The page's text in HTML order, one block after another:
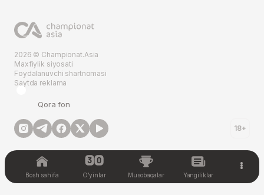
2026 © Championat.Asia
Maxfiylik siyosati
Foydalanuvchi shartnomasi
Saytda reklama
Qora fon
18+
Bosh sahifa O'yinlar Musobaqalar Yangiliklar